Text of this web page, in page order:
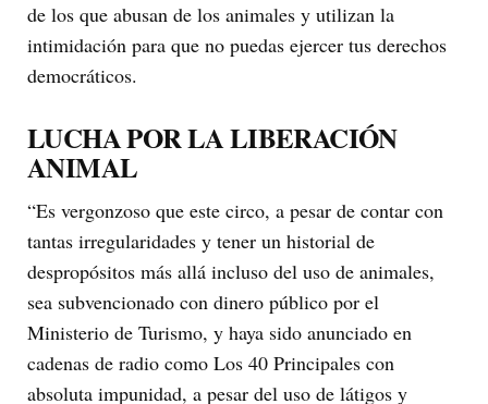
de los que abusan de los animales y utilizan la
intimidación para que no puedas ejercer tus derechos
democráticos.
LUCHA POR LA LIBERACIÓN
ANIMAL
“Es vergonzoso que este circo, a pesar de contar con
tantas irregularidades y tener un historial de
despropósitos más allá incluso del uso de animales,
sea subvencionado con dinero público por el
Ministerio de Turismo, y haya sido anunciado en
cadenas de radio como Los 40 Principales con
absoluta impunidad, a pesar del uso de látigos y